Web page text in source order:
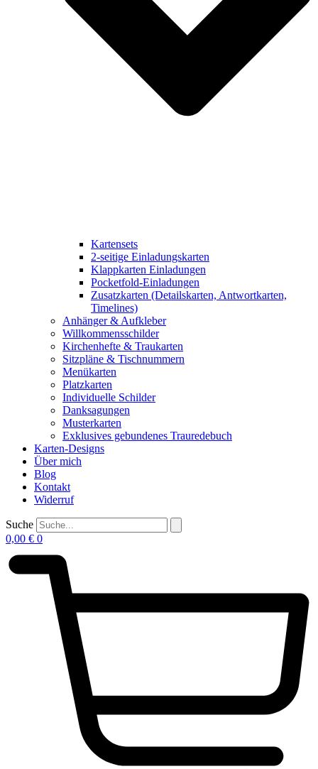
Kartensets
2-seitige Einladungskarten
Klappkarten Einladungen
Pocketfold-Einladungen
Zusatzkarten (Detailskarten, Antwortkarten,
Timelines)
Anhänger & Aufkleber
Willkommensschilder
Kirchenhefte & Traukarten
Sitzpläne & Tischnummern
Menükarten
Platzkarten
Individuelle Schilder
Danksagungen
Musterkarten
Exklusives gebundenes Trauredebuch
Karten-Designs
Über mich
Blog
Kontakt
Widerruf
Suche
0,00 € 0